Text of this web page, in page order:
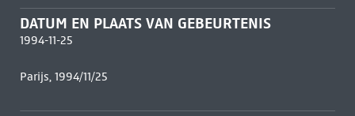
DATUM EN PLAATS VAN GEBEURTENIS
1994-11-25
Parijs, 1994/11/25